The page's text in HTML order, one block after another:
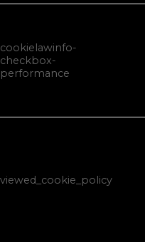
cookielawinfo-
checkbox-
performance
viewed_cookie_policy